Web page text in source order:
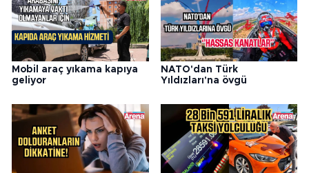
Mobil araç yıkama kapıya
geliyor
NATO'dan Türk
Yıldızları'na övgü